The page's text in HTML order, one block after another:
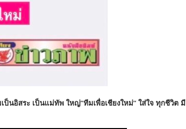
นอิสระ เป็นแม่ทัพ ใหญ่”ทีมเพื่อเชียงใหม่” ใส่ใจ ทุกชีวิต มี